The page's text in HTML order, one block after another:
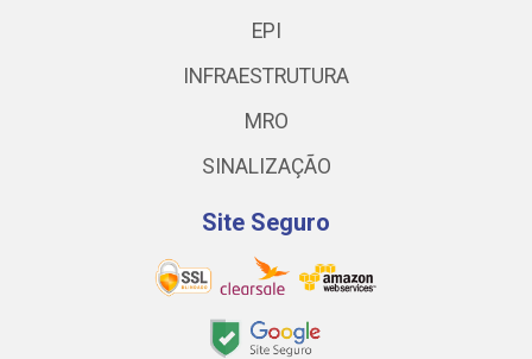
EPI
INFRAESTRUTURA
MRO
SINALIZAÇÃO
Site Seguro